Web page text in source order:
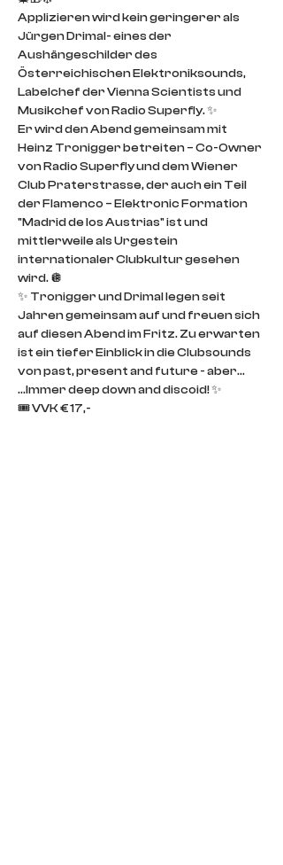
Applizieren wird kein geringerer als
Jürgen Drimal- eines der
Aushängeschilder des
Österreichischen Elektroniksounds,
Labelchef der Vienna Scientists und
Musikchef von Radio Superfly. ✨
Er wird den Abend gemeinsam mit
Heinz Tronigger betreiten – Co-Owner
von Radio Superfly und dem Wiener
Club Praterstrasse, der auch ein Teil
der Flamenco – Elektronic Formation
"Madrid de los Austrias" ist und
mittlerweile als Urgestein
internationaler Clubkultur gesehen
wird. 🪩
✨ Tronigger und Drimal legen seit
Jahren gemeinsam auf und freuen sich
auf diesen Abend im Fritz. Zu erwarten
ist ein tiefer Einblick in die Clubsounds
von past, present and future - aber...
...Immer deep down and discoid! ✨
🎟️ VVK € 17,-